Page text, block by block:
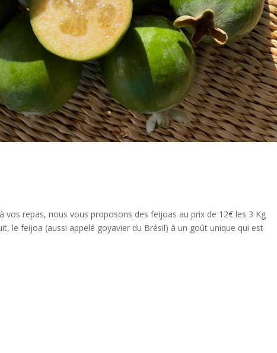
vos repas, nous vous proposons des feijoas au prix de 12€ les 3 Kg
le feijoa (aussi appelé goyavier du Brésil) à un goût unique qui est